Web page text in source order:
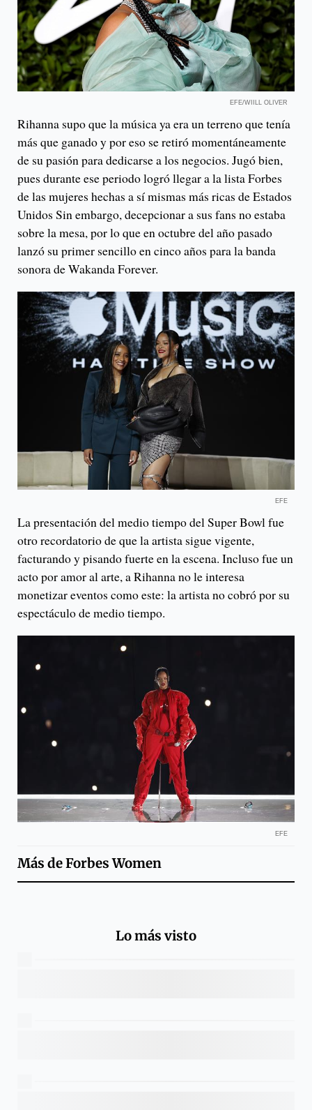
EFE/WIILL OLIVER
Rihanna supo que la música ya era un terreno que tenía
más que ganado y por eso se retiró momentáneamente
de su pasión para dedicarse a los negocios. Jugó bien,
pues durante ese periodo logró llegar a la lista Forbes
de las mujeres hechas a sí mismas más ricas de Estados
Unidos Sin embargo, decepcionar a sus fans no estaba
sobre la mesa, por lo que en octubre del año pasado
lanzó su primer sencillo en cinco años para la banda
sonora de Wakanda Forever.
EFE
La presentación del medio tiempo del Super Bowl fue
otro recordatorio de que la artista sigue vigente,
facturando y pisando fuerte en la escena. Incluso fue un
acto por amor al arte, a Rihanna no le interesa
monetizar eventos como este: la artista no cobró por su
espectáculo de medio tiempo.
EFE
Más deForbes Women
Lo más visto